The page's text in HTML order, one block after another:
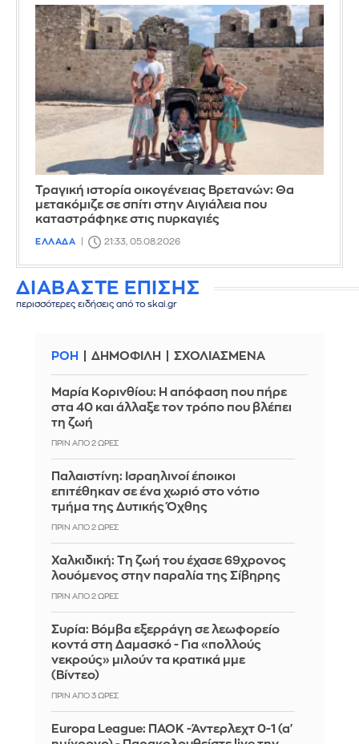
Τραγική ιστορία οικογένειας Βρετανών: Θα
μετακόμιζε σε σπίτι στην Αιγιάλεια που
καταστράφηκε στις πυρκαγιές
ΕΛΛΑΔΑ 21:33, 05.08.2026
ΔΙΑΒΑΣΤΕ ΕΠΙΣΗΣ
περισσότερες ειδήσεις από το skai.gr
ΡΟΗ ΔΗΜΟΦΙΛΗ ΣΧΟΛΙΑΣΜΕΝΑ
Μαρία Κορινθίου: Η απόφαση που πήρε
στα 40 και άλλαξε τον τρόπο που βλέπει
τη ζωή
ΠΡΙΝ ΑΠΌ 2 ΏΡΕΣ
Παλαιστίνη: Ισραηλινοί έποικοι
επιτέθηκαν σε ένα χωριό στο νότιο
τμήμα της Δυτικής Όχθης
ΠΡΙΝ ΑΠΌ 2 ΏΡΕΣ
Χαλκιδική: Τη ζωή του έχασε 69χρονος
λουόμενος στην παραλία της Σίβηρης
ΠΡΙΝ ΑΠΌ 2 ΏΡΕΣ
Συρία: Βόμβα εξερράγη σε λεωφορείο
κοντά στη Δαμασκό - Για «πολλούς
νεκρούς» μιλούν τα κρατικά μμε
(Βίντεο)
ΠΡΙΝ ΑΠΌ 3 ΏΡΕΣ
Europa League: ΠΑΟΚ -Άντερλεχτ 0-1 (α'